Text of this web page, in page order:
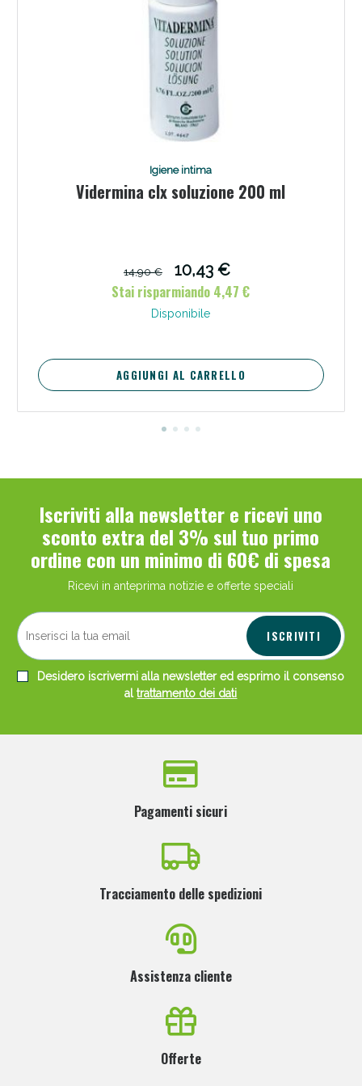
Igiene intima
Vidermina clx soluzione 200 ml
14,90 €
10,43 €
Stai risparmiando 4,47 €
Disponibile
AGGIUNGI AL CARRELLO
Iscriviti alla newsletter e ricevi uno
sconto extra del 3% sul tuo primo
ordine con un minimo di 60€ di spesa
Ricevi in anteprima notizie e offerte speciali
ISCRIVITI
Desidero iscrivermi alla newsletter ed esprimo il consenso
altrattamento dei dati
Pagamenti sicuri
Tracciamento delle spedizioni
Assistenza cliente
Offerte
Scopri le offerte di Oggi